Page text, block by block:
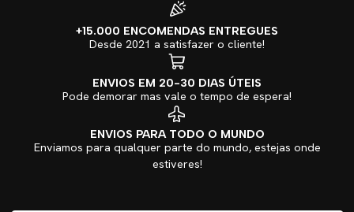
+15.000 ENCOMENDAS ENTREGUES
Desde 2021 a satisfazer o cliente!
ENVIOS EM 20-30 DIAS ÚTEIS
Pode demorar mas vale o tempo de espera!
ENVIOS PARA TODO O MUNDO
Enviamos para qualquer parte do mundo, estejas onde
estiveres!